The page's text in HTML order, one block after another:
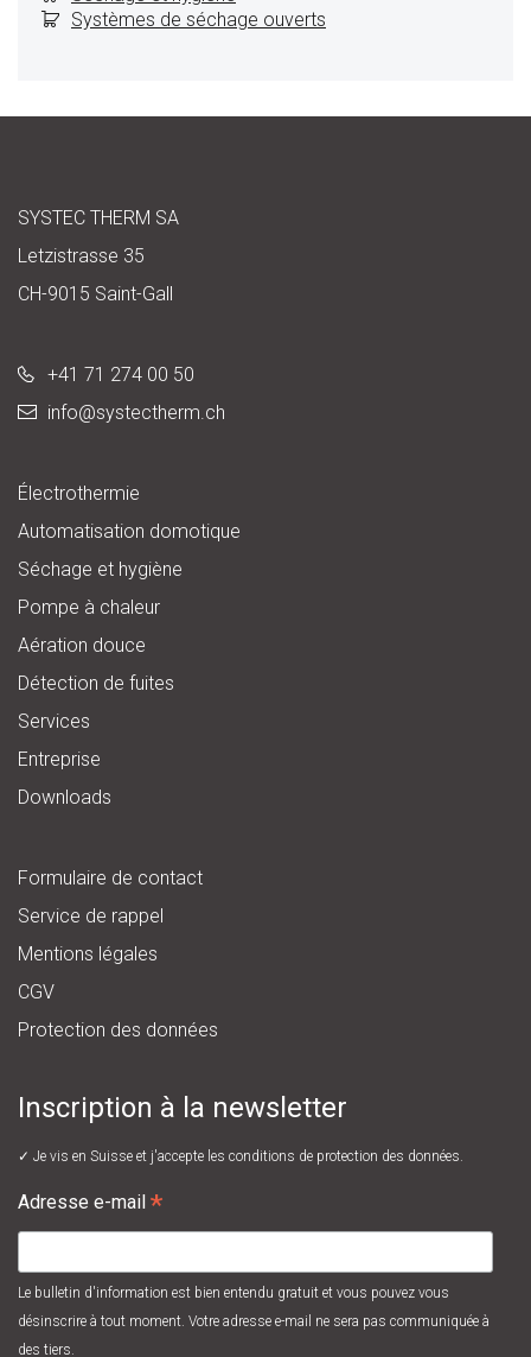
Systèmes de séchage ouverts
SYSTEC THERM SA
Letzistrasse 35
CH-9015 Saint-Gall
+41 71 274 00 50
info@systectherm.ch
Électrothermie
Automatisation domotique
Séchage et hygiène
Pompe à chaleur
Aération douce
Détection de fuites
Services
Entreprise
Downloads
Formulaire de contact
Service de rappel
Mentions légales
CGV
Protection des données
Inscription à la newsletter
✓ Je vis en Suisse et j'accepte les conditions de protection des données.
Adresse e-mail *
Le bulletin d'information est bien entendu gratuit et vous pouvez vous
désinscrire à tout moment. Votre adresse e-mail ne sera pas communiquée à
des tiers.